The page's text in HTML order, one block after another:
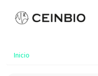
Inicio